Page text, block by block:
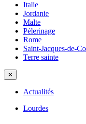
Italie
Jordanie
Malte
Pèlerinage
Rome
Saint-Jacques-de-
Terre sainte
✕
Actualités
Lourdes